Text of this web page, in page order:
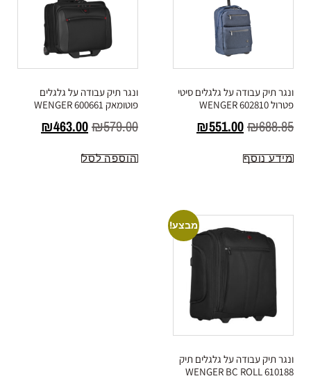
ונגר תיק עבודה על גלגלים סיטי
פטרול WENGER 602810
₪688.85
₪551.00
מידע נוסף
ונגר תיק עבודה על גלגלים
פוטומאק WENGER 600661
₪579.00
₪463.00
הוספה לסל
מבצע!
ונגר תיק עבודה על גלגלים תיק
610188 WENGER BC ROLL